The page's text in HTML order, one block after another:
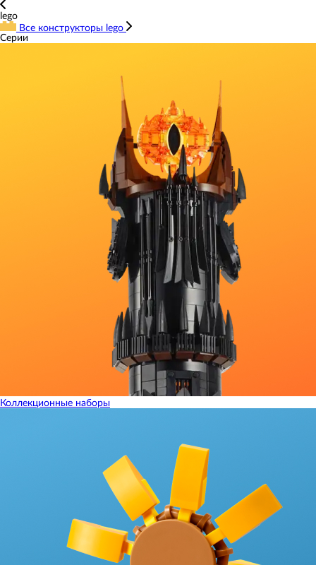
lego
Все конструкторы lego
Серии
Коллекционные наборы